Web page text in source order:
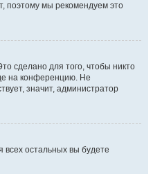
поэтому мы рекомендуем это
сделано для того, чтобы никто
на конференцию. Не
значит, администратор
остальных вы будете